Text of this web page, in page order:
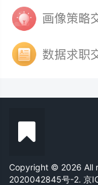
Copyright © 2026 All
2020042845号-2. 京